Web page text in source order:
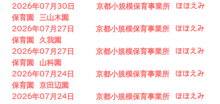
2026年07月30日 京都小規模保育事業所 ほほえみ
保育園 三山木園
2026年07月27日 京都小規模保育事業所 ほほえみ
保育園 久我園
2026年07月27日 京都小規模保育事業所 ほほえみ
保育園 山科園
2026年07月24日 京都小規模保育事業所 ほほえみ
保育園 京田辺園
2026年07月24日 京都小規模保育事業所 ほほえみ